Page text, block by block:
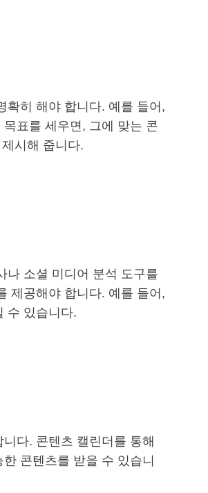
확히 해야 합니다. 예를 들어,
표를 세우면, 그에 맞는 콘
시해 줍니다.
나 소셜 미디어 분석 도구를
제공해야 합니다. 예를 들어,
수 있습니다.
다. 콘텐츠 캘린더를 통해
콘텐츠를 받을 수 있습니